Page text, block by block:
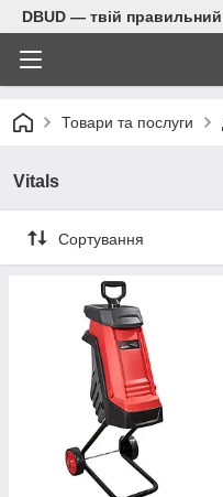
DBUD — твій правильний
Товари та послуги
Vitals
Сортування